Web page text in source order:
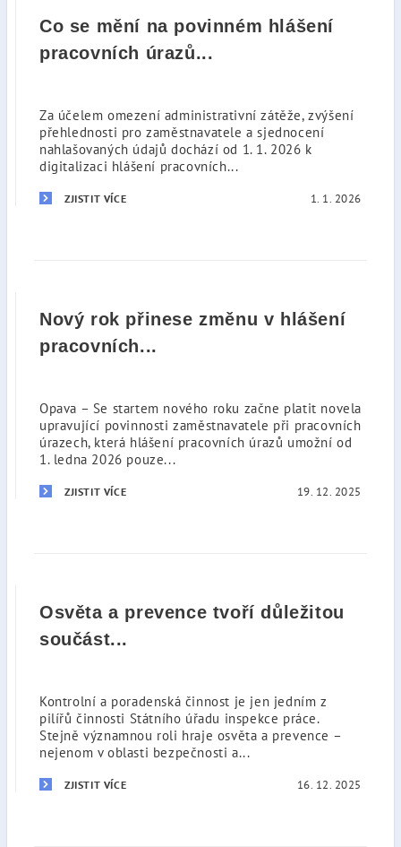
Co se mění na povinném hlášení
pracovních úrazů...
Za účelem omezení administrativní zátěže, zvýšení
přehlednosti pro zaměstnavatele a sjednocení
nahlašovaných údajů dochází od 1. 1. 2026 k
digitalizaci hlášení pracovních...
ZJISTIT VÍCE 1. 1. 2026
Nový rok přinese změnu v hlášení
pracovních...
Opava – Se startem nového roku začne platit novela
upravující povinnosti zaměstnavatele při pracovních
úrazech, která hlášení pracovních úrazů umožní od
1. ledna 2026 pouze...
ZJISTIT VÍCE 19. 12. 2025
Osvěta a prevence tvoří důležitou
součást...
Kontrolní a poradenská činnost je jen jedním z
pilířů činnosti Státního úřadu inspekce práce.
Stejně významnou roli hraje osvěta a prevence –
nejenom v oblasti bezpečnosti a...
ZJISTIT VÍCE 16. 12. 2025